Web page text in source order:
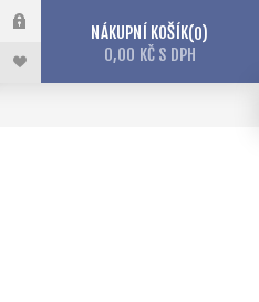
NÁKUPNÍ KOŠÍK 0
0,00 KČ S DPH